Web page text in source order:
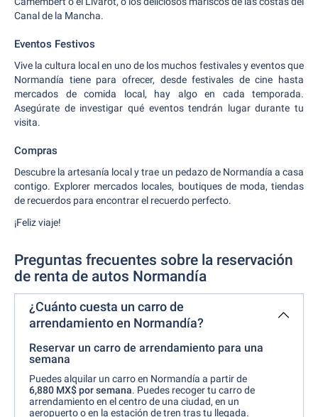
Canal de la Mancha.
Eventos Festivos
Vive la cultura local en uno de los muchos festivales y eventos que
Normandía tiene para ofrecer, desde festivales de cine hasta
mercados de comida local, hay algo en cada temporada.
Asegúrate de investigar qué eventos tendrán lugar durante tu
visita.
Compras
Descubre la artesanía local y trae un pedazo de Normandía a casa
contigo. Explorer mercados locales, boutiques de moda, tiendas
de recuerdos para encontrar el recuerdo perfecto.
¡Feliz viaje!
Preguntas frecuentes sobre la reservación
de renta de autos Normandía
¿Cuánto cuesta un carro de
arrendamiento en Normandía?
Reservar un carro de arrendamiento para una
semana
Puedes alquilar un carro en Normandía a partir de
6,880 MX$ por semana. Puedes recoger tu carro de
arrendamiento en el centro de una ciudad, en un
aeropuerto o en la estación de tren tras tu llegada.